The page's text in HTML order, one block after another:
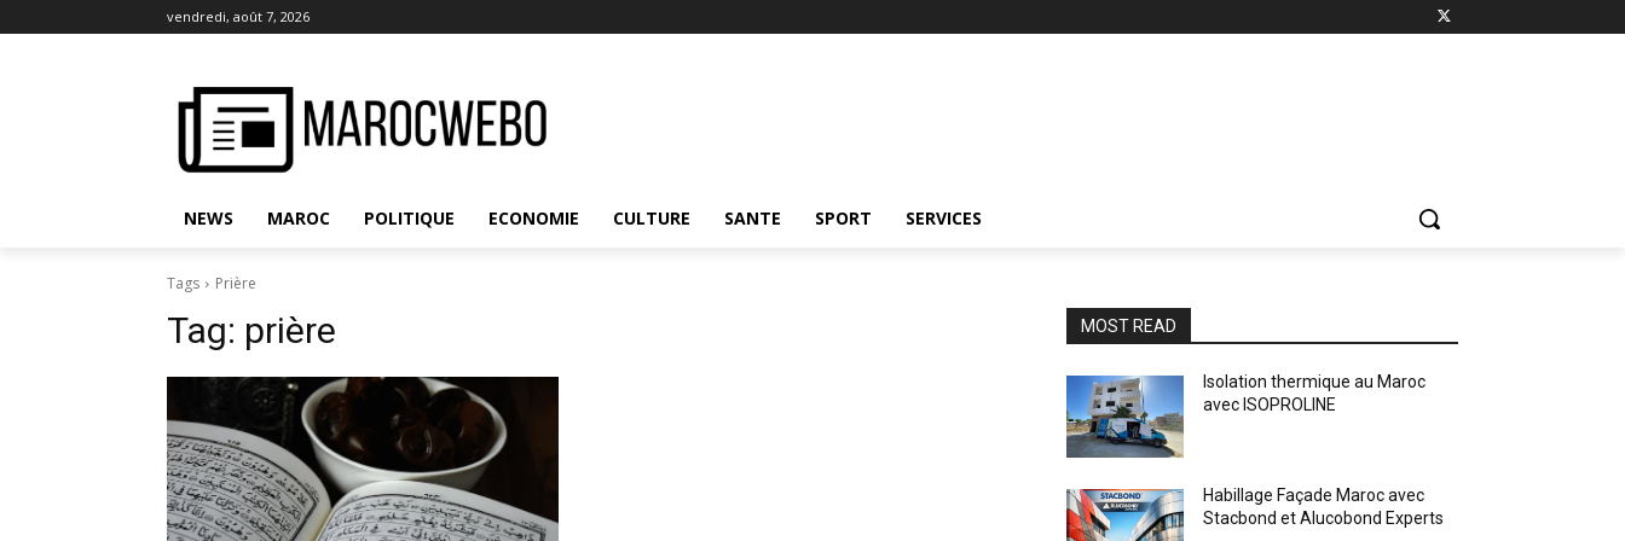
vendredi, août 7, 2026
NEWS MAROC POLITIQUE ECONOMIE CULTURE SANTE SPORT SERVICES
Tags Prière
Tag: prière MOST READ
Isolation thermique au Maroc
avec ISOPROLINE
Habillage Façade Maroc avec
Stacbond et Alucobond Experts